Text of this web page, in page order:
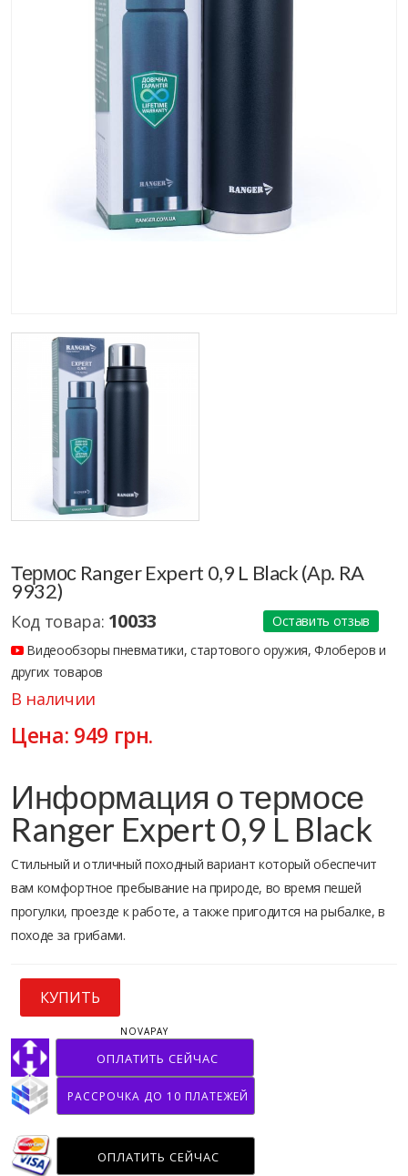
Термос Ranger Expert 0,9 L Black (Ар. RA
9932)
Код товара: 10033
Оставить отзыв
Видеообзоры пневматики, стартового оружия, Флоберов и
других товаров
В наличии
Цена: 949 грн.
Информация о термосе
Ranger Expert 0,9 L Black
Стильный и отличный походный вариант который обеспечит
вам комфортное пребывание на природе, во время пешей
прогулки, проезде к работе, а также пригодится на рыбалке, в
походе за грибами.
КУПИТЬ
ОПЛАТИТЬ СЕЙЧАС
NOVAPAY
РАССРОЧКА ДО 10 ПЛАТЕЖЕЙ
ОПЛАТИТЬ СЕЙЧАС